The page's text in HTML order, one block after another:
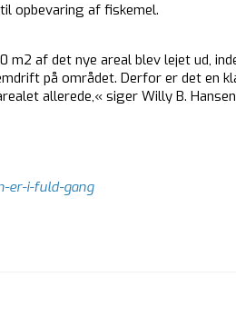
opbevaring af fiskemel.
af det nye areal blev lejet ud,
på området. Derfor er det en
allerede,« siger Willy B.
er-i-fuld-gang